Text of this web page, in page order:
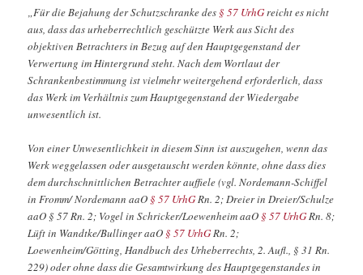
„Für die Bejahung der Schutzschranke des § 57 UrhG reicht es nicht
aus, dass das urheberrechtlich geschützte Werk aus Sicht des
objektiven Betrachters in Bezug auf den Hauptgegenstand der
Verwertung im Hintergrund steht. Nach dem Wortlaut der
Schrankenbestimmung ist vielmehr weitergehend erforderlich, dass
das Werk im Verhältnis zum Hauptgegenstand der Wiedergabe
unwesentlich ist.
Von einer Unwesentlichkeit in diesem Sinn ist auszugehen, wenn das
Werk weggelassen oder ausgetauscht werden könnte, ohne dass dies
dem durchschnittlichen Betrachter auffiele (vgl. Nordemann-Schiffel
in Fromm/ Nordemann aaO § 57 UrhGRn. 2; Dreier in Dreier/Schulze
aaO § 57 Rn. 2; Vogel in Schricker/Loewenheim aaO § 57 UrhGRn. 8;
Lüft in Wandtke/Bullinger aaO § 57 UrhGRn. 2;
Loewenheim/Götting, Handbuch des Urheberrechts, 2. Aufl., § 31 Rn.
229) oder ohne dass die Gesamtwirkung des Hauptgegenstandes in